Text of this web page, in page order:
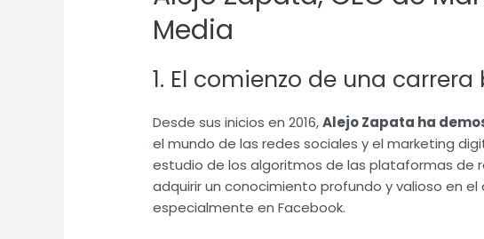
Media
1. El comienzo de una
Desde sus inicios en 2016,Alejo Zapata ha
el mundo de las redes sociales y el marketing
estudio de los algoritmos de las plataformas de
adquirir un conocimiento profundo y valioso en
especialmente en Facebook.